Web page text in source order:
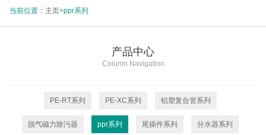
当前位置： 主页>ppr系列
产品中心
Column Navigation
PE-RT系列 PE-XC系列 铝塑复合管系列
脱气磁力除污器 ppr系列 尾插件系列 分水器系列